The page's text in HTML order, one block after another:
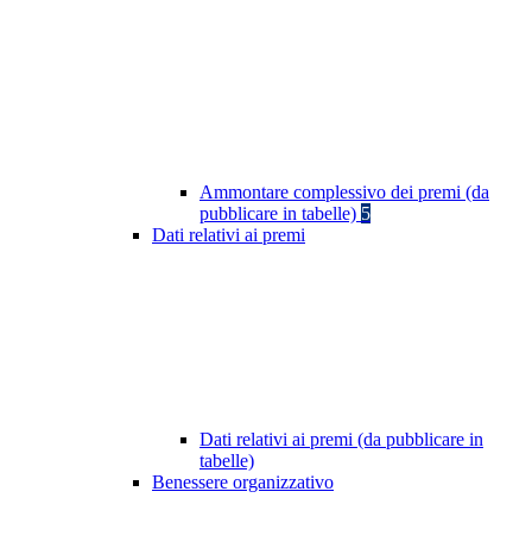
Ammontare complessivo dei premi (da
pubblicare in tabelle) 5
Dati relativi ai premi
Dati relativi ai premi (da pubblicare in
tabelle)
Benessere organizzativo